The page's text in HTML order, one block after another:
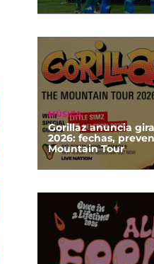
MÚSICA
Gorillaz anuncia
2026: fechas,
Mountain Tour